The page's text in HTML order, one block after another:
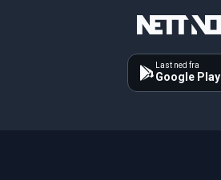
Last ned fra
Google Play